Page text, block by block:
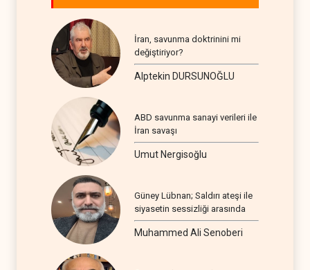
İran, savunma doktrinini mi
değiştiriyor?
Alptekin DURSUNOĞLU
ABD savunma sanayi verileri ile
İran savaşı
Umut Nergisoğlu
Güney Lübnan; Saldırı ateşi ile
siyasetin sessizliği arasında
Muhammed Ali Senoberi